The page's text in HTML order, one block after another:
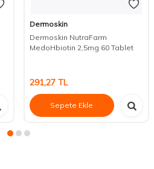
Dermoskin
Dermoskin NutraFarm
MedoHbiotin 2,5mg 60 Tablet
291,27TL
Sepete Ekle